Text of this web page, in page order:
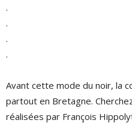
.
.
.
.
Avant cette mode du noir, la
partout en Bretagne.
réalisées par François